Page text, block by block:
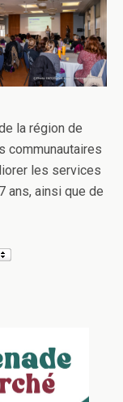
la région de
communautaires
les services
ans, ainsi que de